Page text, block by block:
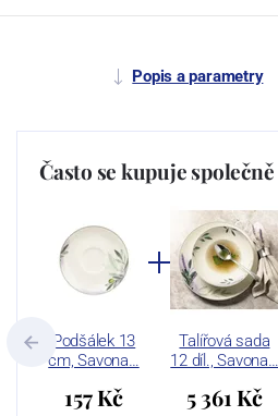
Popis a parametry
Často se kupuje společně
Podšálek 13
cm, Savona…
157 Kč
Talířová sada
12 díl., Savona…
5 361 Kč